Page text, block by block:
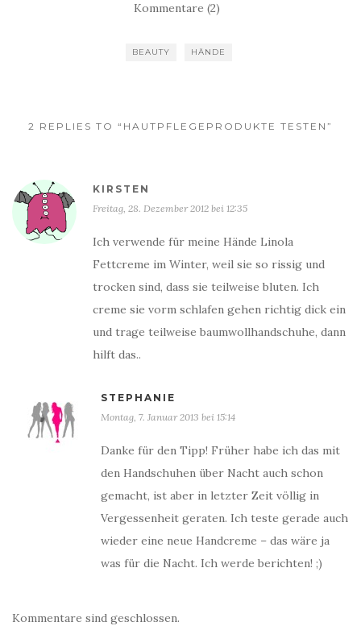
Kommentare (2)
BEAUTY HÄNDE
2 REPLIES TO “HAUTPFLEGEPRODUKTE TESTEN”
KIRSTEN
Freitag, 28. Dezember 2012 bei 12:35
Ich verwende für meine Hände Linola
Fettcreme im Winter, weil sie so rissig und
trocken sind, dass sie teilweise bluten. Ich
creme sie vorm schlafen gehen richtig dick ein
und trage teilweise baumwollhandschuhe, dann
hilft das..
STEPHANIE
Montag, 7. Januar 2013 bei 15:14
Danke für den Tipp! Früher habe ich das mit
den Handschuhen über Nacht auch schon
gemacht, ist aber in letzter Zeit völlig in
Vergessenheit geraten. Ich teste gerade auch
wieder eine neue Handcreme – das wäre ja
was für die Nacht. Ich werde berichten! ;)
Kommentare sind geschlossen.